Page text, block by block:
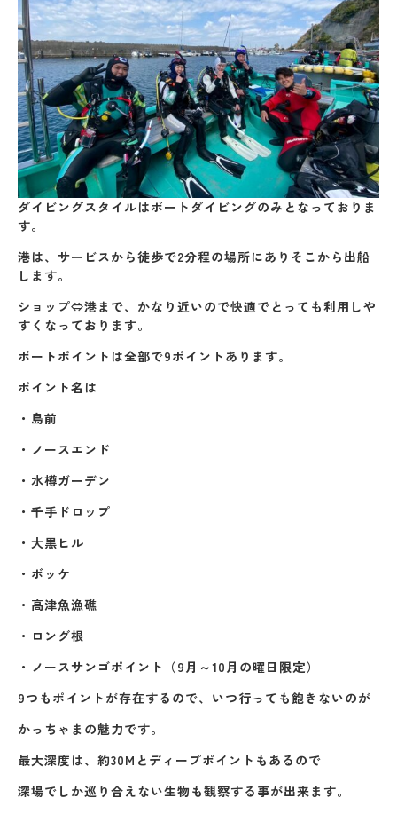
ダイビングスタイルはボートダイビングのみとなっておりま
す。
港は、サービスから徒歩で2分程の場所にありそこから出船
します。
ショップ⇔港まで、かなり近いので快適でとっても利用しや
すくなっております。
ボートポイントは全部で9ポイントあります。
ポイント名は
・島前
・ノースエンド
・水樽ガーデン
・千手ドロップ
・大黒ヒル
・ボッケ
・高津魚漁礁
・ロング根
・ノースサンゴポイント（9月～10月の曜日限定）
9つもポイントが存在するので、いつ行っても飽きないのが
かっちゃまの魅力です。
最大深度は、約30Mとディープポイントもあるので
深場でしか巡り合えない生物も観察する事が出来ます。